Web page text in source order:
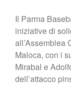
Il Parma
iniziative di
all’Assemblea
Maloca, con i
Mirabal e
dell’attacco